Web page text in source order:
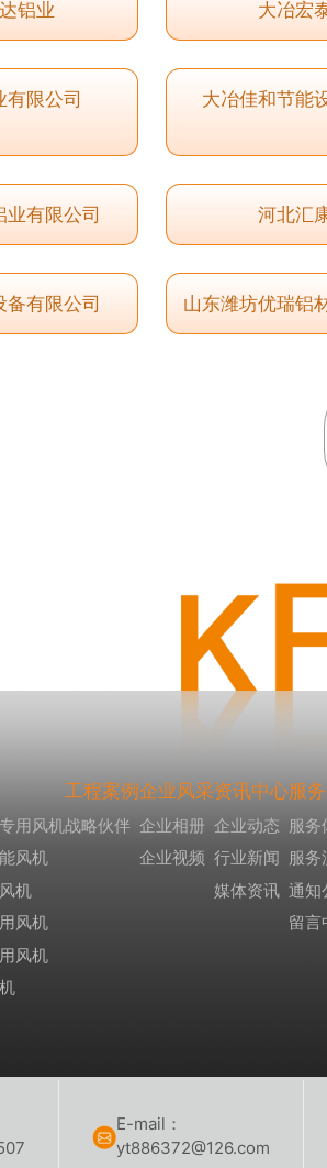
铝业 大冶宏
有限公司 大冶佳和节能
业有限公司 河北汇
备有限公司 山东潍坊优瑞铝
用风机
风机
机
风机
风机
工程案例
战略伙伴
企业风采
企业相册
企业视频
资讯中心
企业动态
行业新闻
媒体资讯
服
服务
服务
通知
留言
E-mail：
yt886372@126.com